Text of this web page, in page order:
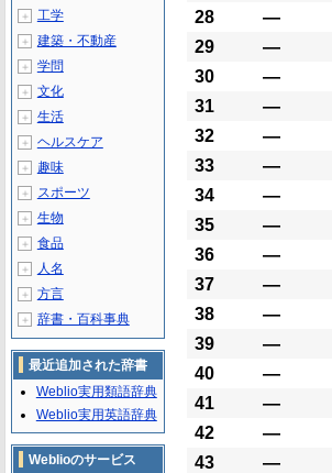
28
―
29
―
30
―
31
―
32
―
33
―
34
―
35
―
36
―
37
―
38
―
39
―
40
―
41
―
42
―
43
―
＋ 工学
＋ 建築・不動産
＋ 学問
＋ 文化
＋ 生活
＋ ヘルスケア
＋ 趣味
＋ スポーツ
＋ 生物
＋ 食品
＋ 人名
＋ 方言
＋ 辞書・百科事典
最近追加された辞書
Weblio実用類語辞典
Weblio実用英語辞典
Weblioのサービス